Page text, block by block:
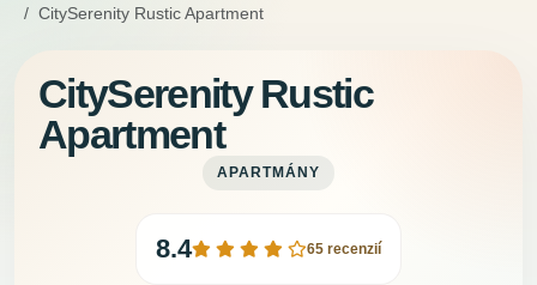
CitySerenity Rustic Apartment
CitySerenity Rustic
Apartment
APARTMÁNY
8.4 65 recenzií